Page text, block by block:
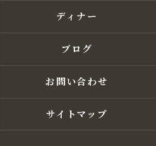
ディナー
ブログ
お問い合わせ
サイトマップ